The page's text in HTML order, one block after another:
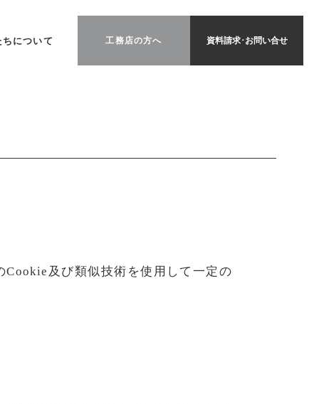
ちについて 工務店の方へ 資料請求･お問い合せ
及び類似技術を使用して一定の